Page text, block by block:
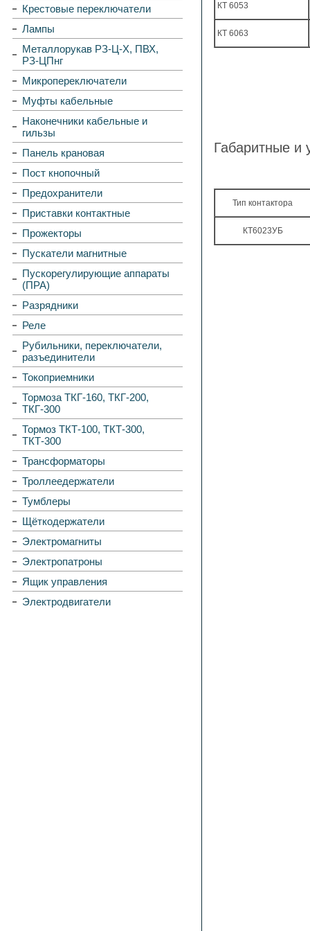
Крестовые переключатели
Лампы
Металлорукав РЗ-Ц-Х, ПВХ,
РЗ-ЦПнг
Микропереключатели
Муфты кабельные
Наконечники кабельные и
гильзы
Панель крановая
Пост кнопочный
Предохранители
Приставки контактные
Прожекторы
Пускатели магнитные
Пускорегулирующие аппараты
(ПРА)
Разрядники
Реле
Рубильники, переключатели,
разъединители
Токоприемники
Тормоза ТКГ-160, ТКГ-200,
ТКГ-300
Тормоз ТКТ-100, ТКТ-300,
ТКТ-300
Трансформаторы
Троллеедержатели
Тумблеры
Щёткодержатели
Электромагниты
Электропатроны
Ящик управления
Электродвигатели
КТ 6053
КТ 6063
Габаритные и
Тип контактора
КТ6023УБ